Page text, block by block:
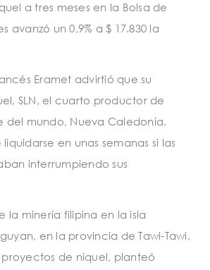
a tres meses en la Bolsa de
avanzó un 0,9% a $ 17.830 la
Eramet advirtió que su
SLN, el cuarto productor de
del mundo, Nueva Caledonia,
en unas semanas si las
interrumpiendo sus
la minería filipina en la isla
en la provincia de Tawi-Tawi,
de níquel, planteó